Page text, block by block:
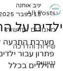
All Posts
מאמרים וחדשות
שירות והדרכה
נגישות
ילדים על
יניב אוחנה
13 בפבר׳ 2025
מערכת התרעה
פתרון עבור
והילדים בכלל